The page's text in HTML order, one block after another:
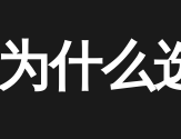
为什么